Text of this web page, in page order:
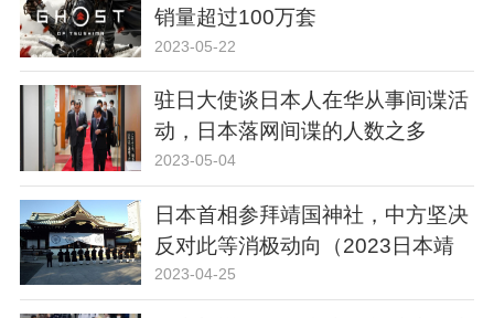
销量超过100万套
2023-05-22
驻日大使谈日本人在华从事间谍活
动，日本落网间谍的人数之多
2023-05-04
日本首相参拜靖国神社，中方坚决
反对此等消极动向（2023日本靖
国神社）
2023-04-25